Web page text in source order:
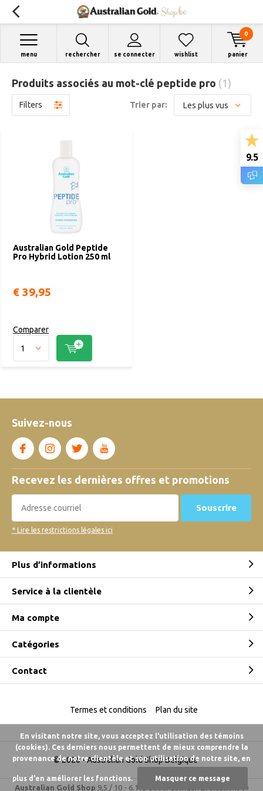
rechercher se connecter
menu wishlist panier
0
Produits associés au mot-clé peptide pro (1)
Filters Trier par:
Australian Gold Peptide
Pro Hybrid Lotion 250 ml
€ 39,95
Comparer
Suivez-nous
Recevez les dernières offres et promotions
Souscrire
* Lire les restrictions légales ici
Plus d’informations
Service à la clientèle
Ma compte
Catégories
Contact
© 2026 -Australian Gold Shop Belgique
Termes et conditions Plan du site
Australian Gold Shop 9,5 / 10- 6.175 beoordelingen Évaluations @
9.5
En visitant notre site, vous acceptez l'utilisation des témoins
(cookies). Ces derniers nous permettent de mieux comprendre la
provenance de notre clientèle et son utilisation de notre site, en
plus d'en améliorer les fonctions. Masquer ce message